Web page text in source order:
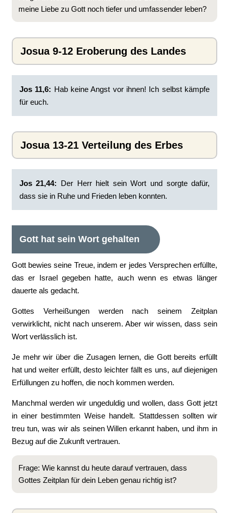
meine Liebe zu Gott noch tiefer und umfassender leben?
Josua 9-12 Eroberung des Landes
Jos 11,6: Hab keine Angst vor ihnen! Ich selbst kämpfe
für euch.
Josua 13-21 Verteilung des Erbes
Jos 21,44: Der Herr hielt sein Wort und sorgte dafür,
dass sie in Ruhe und Frieden leben konnten.
Gott hat sein Wort gehalten
Gott bewies seine Treue, indem er jedes Versprechen erfüllte,
das er Israel gegeben hatte, auch wenn es etwas länger
dauerte als gedacht.
Gottes Verheißungen werden nach seinem Zeitplan
verwirklicht, nicht nach unserem. Aber wir wissen, dass sein
Wort verlässlich ist.
Je mehr wir über die Zusagen lernen, die Gott bereits erfüllt
hat und weiter erfüllt, desto leichter fällt es uns, auf diejenigen
Erfüllungen zu hoffen, die noch kommen werden.
Manchmal werden wir ungeduldig und wollen, dass Gott jetzt
in einer bestimmten Weise handelt. Stattdessen sollten wir
treu tun, was wir als seinen Willen erkannt haben, und ihm in
Bezug auf die Zukunft vertrauen.
Frage: Wie kannst du heute darauf vertrauen, dass
Gottes Zeitplan für dein Leben genau richtig ist?